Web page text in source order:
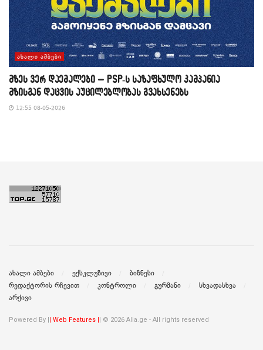
ᲐᲮᲐᲚᲘ ᲐᲛᲑᲔᲑᲘ
მზეს ვერ დაემალები – PSP-ს საზაფხულო კამპანია
მზისგან დაცვის აუცილებლობას გვახსენებს
12:55 08-05-2026
ახალი ამბები ექსკლუზივი
ბიზნესი
რედაქტორის რჩევით
კონტროლი გურმანი
სხვადასხვა
არქივი
Powered By || Web Features || © 2026 Alia.ge - All rights reserved